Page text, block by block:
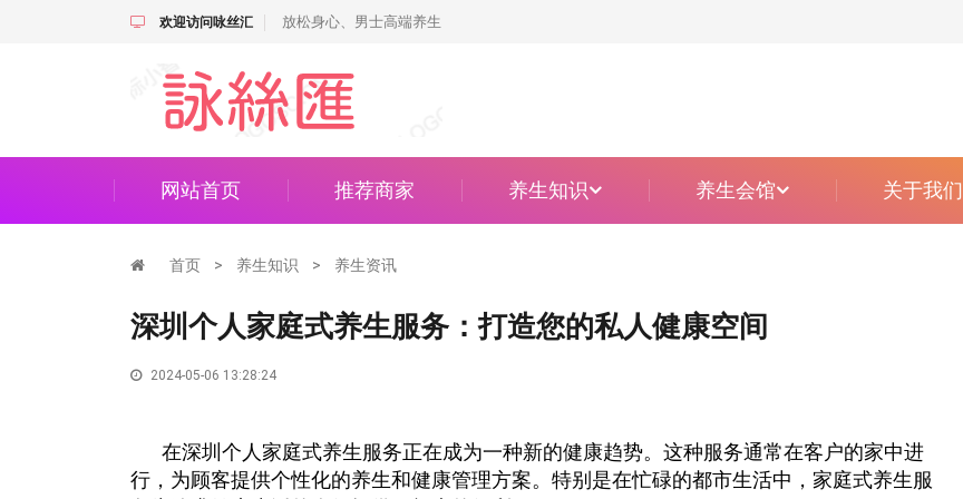
欢迎访问咏丝汇 放松身心、男士高端养生
网站首页 推荐商家 养生知识 养生会馆 关于我们
首页 > 养生知识 > 养生资讯
深圳个人家庭式养生服务：打造您的私人健康空间
2024-05-06 13:28:24
在深圳个人家庭式养生服务正在成为一种新的健康趋势。这种服务通常在客户的家中进
行，为顾客提供个性化的养生和健康管理方案。特别是在忙碌的都市生活中，家庭式养生服